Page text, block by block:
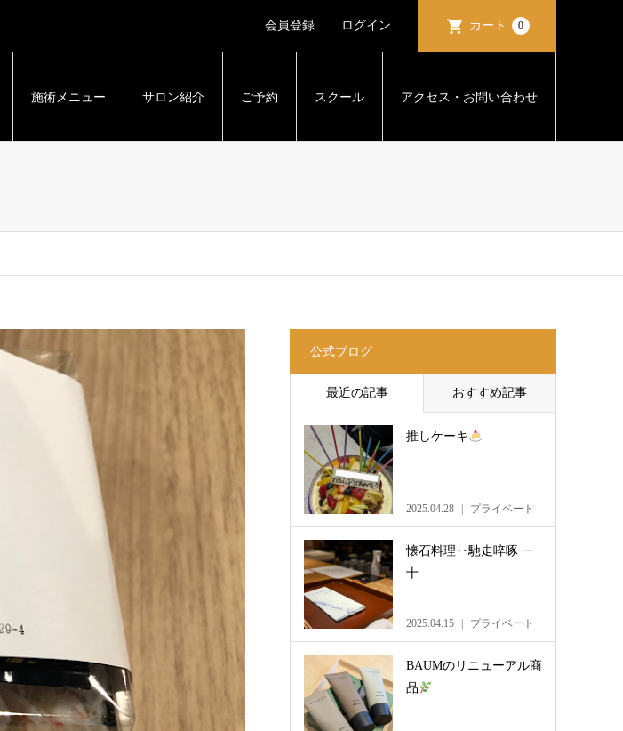
会員登録 ログイン カート 0
施術メニュー サロン紹介 ご予約 スクール アクセス・お問い合わせ
公式ブログ
最近の記事 おすすめ記事
推しケーキ
2025.04.28 プライベート
懐石料理‥馳走啐啄 一
十
2025.04.15 プライベート
BAUMのリニューアル商
品